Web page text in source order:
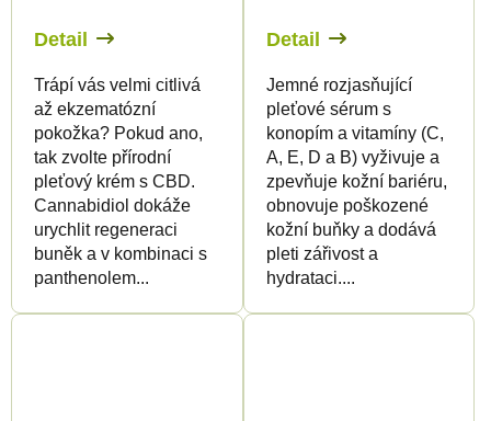
Detail
Trápí vás velmi citlivá
až ekzematózní
pokožka? Pokud ano,
tak zvolte přírodní
pleťový krém s CBD.
Cannabidiol dokáže
urychlit regeneraci
buněk a v kombinaci s
panthenolem...
Detail
Jemné rozjasňující
pleťové sérum s
konopím a vitamíny (C,
A, E, D a B) vyživuje a
zpevňuje kožní bariéru,
obnovuje poškozené
kožní buňky a dodává
pleti zářivost a
hydrataci....